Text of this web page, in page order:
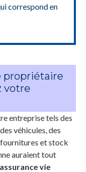
correspond en
propriétaire
votre
entreprise tels des
véhicules, des
et stock
auraient tout
vie